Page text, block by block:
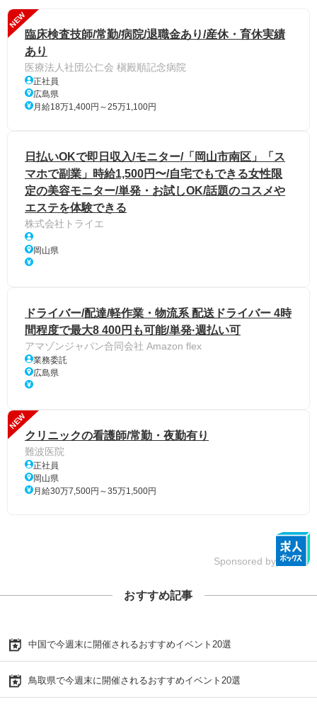
NEW
臨床検査技師/常勤/病院/退職金あり/産休・育休実績
あり
医療法人社団公仁会 槇殿順記念病院
正社員
広島県
月給18万1,400円～25万1,100円
日払いOKで即日収入/モニター/「岡山市南区」「ス
マホで副業」時給1,500円〜/自宅でもできる女性限
定の美容モニター/単発・お試しOK/話題のコスメや
エステを体験できる
株式会社トライエ
岡山県
ドライバー/配達/軽作業・物流系 配送ドライバー 4時
間程度で最大8 400円も可能/単発·週払い可
アマゾンジャパン合同会社 Amazon flex
業務委託
広島県
NEW
クリニックの看護師/常勤・夜勤有り
難波医院
正社員
岡山県
月給30万7,500円～35万1,500円
Sponsored by
おすすめ記事
中国で今週末に開催されるおすすめイベント20選
鳥取県で今週末に開催されるおすすめイベント20選